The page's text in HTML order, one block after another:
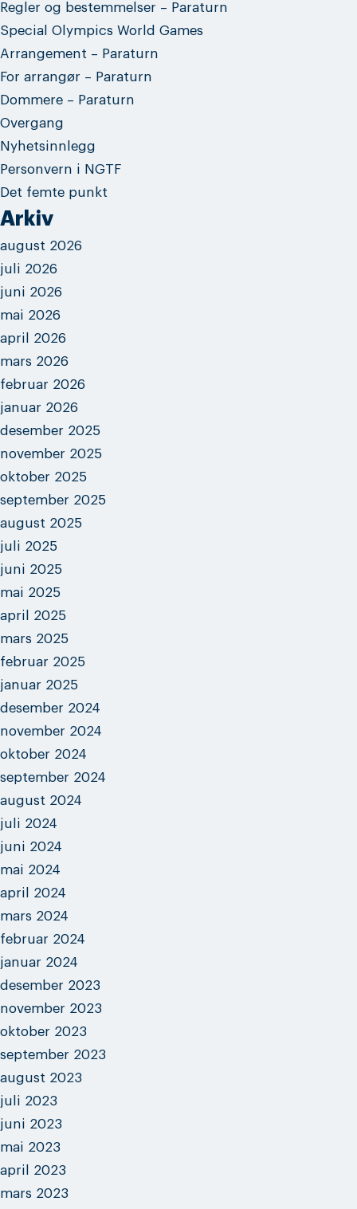
Regler og bestemmelser – Paraturn
Special Olympics World Games
Arrangement – Paraturn
For arrangør – Paraturn
Dommere – Paraturn
Overgang
Nyhetsinnlegg
Personvern i NGTF
Det femte punkt
Arkiv
august 2026
juli 2026
juni 2026
mai 2026
april 2026
mars 2026
februar 2026
januar 2026
desember 2025
november 2025
oktober 2025
september 2025
august 2025
juli 2025
juni 2025
mai 2025
april 2025
mars 2025
februar 2025
januar 2025
desember 2024
november 2024
oktober 2024
september 2024
august 2024
juli 2024
juni 2024
mai 2024
april 2024
mars 2024
februar 2024
januar 2024
desember 2023
november 2023
oktober 2023
september 2023
august 2023
juli 2023
juni 2023
mai 2023
april 2023
mars 2023